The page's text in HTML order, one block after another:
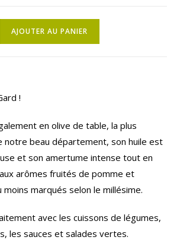
AJOUTER AU PANIER
!
en olive de table, la plus
beau département, son huile est
et son amertume intense tout en
arômes fruités de pomme et
moins marqués selon le millésime.
avec les cuissons de légumes,
les sauces et salades vertes.